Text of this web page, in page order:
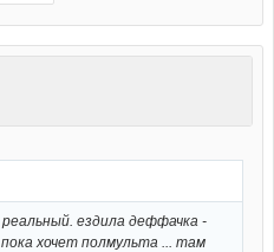
ездила деффачка -
хочет полмульта ... там